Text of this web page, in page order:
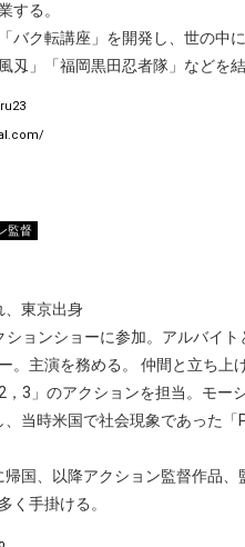
する。
バク転講座」を開発し、世の中
刄」「福岡黒田忍者隊」などを
監督
、東京出身
ションショーに参加。アルバイ
。主演を務める。 仲間と立ち上
，3」のアクションを担当。モー
当時米国で社会現象であった「
帰国、以降アクション監督作品
く手掛ける。